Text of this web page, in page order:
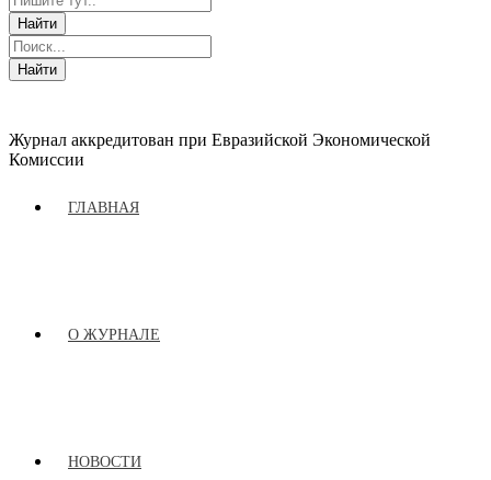
Журнал аккредитован при Евразийской Экономической
Комиссии
ГЛАВНАЯ
О ЖУРНАЛЕ
НОВОСТИ